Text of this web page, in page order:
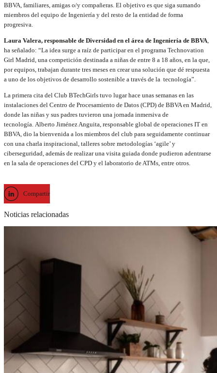
BBVA, familiares, amigas o/y compañeras. El objetivo es que siga sumando
miembros del equipo de Ingeniería y del resto de la entidad de forma
progresiva.
Laura Valera, responsable de Diversidad en el área de Ingeniería de BBVA,
ha señalado: “La idea surge a raíz de participar en el programa Technovation
Girl Madrid, una competición destinada a niñas de entre 8 a 18 años, en la que,
por equipos, trabajan durante tres meses en crear una solución que dé respuesta
a uno de los objetivos de desarrollo sostenible a través de la tecnología”.
La primera cita del Club BTechGirls tuvo lugar hace unas semanas en las
instalaciones del Centro de Procesamiento de Datos (CPD) de BBVA en Madrid,
donde las niñas y sus padres tuvieron una jornada inmersiva de
tecnología. Alberto Jiménez Anguita, responsable global de operaciones IT en
BBVA, dio la bienvenida a los miembros del club para seguidamente continuar
con una charla inspiracional, talleres sobre metodologías ‘agile’ y
ciberseguridad, además de realizar una visita guiada donde pudieron adentrarse
en la sala de operaciones del CPD y el laboratorio de ATMs, entre otros.
Compartir
Noticias relacionadas